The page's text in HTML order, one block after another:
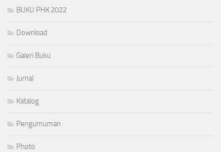
BUKU PHK 2022
Download
Galeri Buku
Jurnal
Katalog
Pengumuman
Photo